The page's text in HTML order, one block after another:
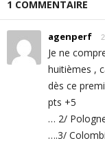
1 COMMENTAIRE
agenperf
Je ne
huitièmes ,
dès ce
pts +5
… 2/
….3/